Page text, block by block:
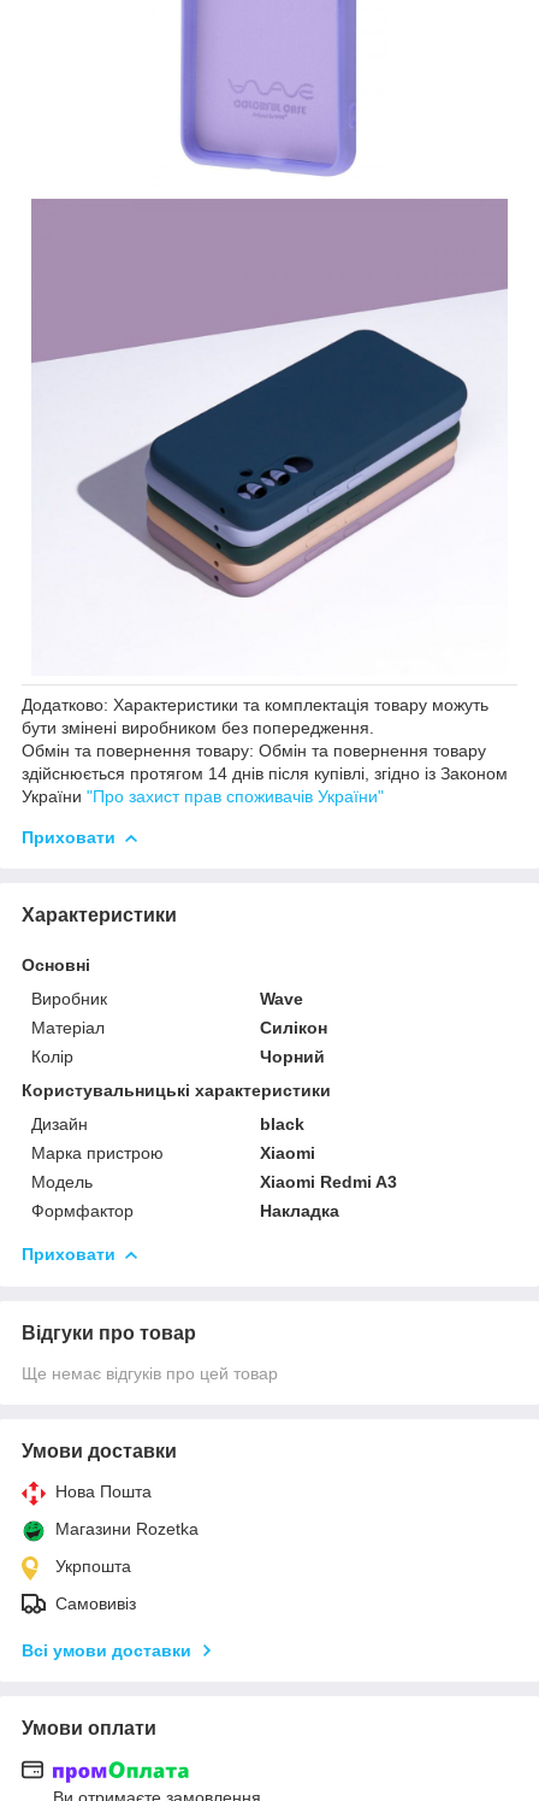
Додатково: Характеристики та комплектація товару можуть
бути змінені виробником без попередження.
Обмін та повернення товару: Обмін та повернення товару
здійснюється протягом 14 днів після купівлі, згідно із Законом
України "Про захист прав споживачів України"
Приховати
Характеристики
Основні
Виробник
Wave
Матеріал
Силікон
Колір
Чорний
Користувальницькі характеристики
Дизайн
black
Марка пристрою
Xiaomi
Мoдель
Xiaomi Redmi A3
Формфактор
Накладка
Приховати
Відгуки про товар
Ще немає відгуків про цей товар
Умови доставки
Нова Пошта
Магазини Rozetka
Укрпошта
Самовивіз
Всі умови доставки
Умови оплати